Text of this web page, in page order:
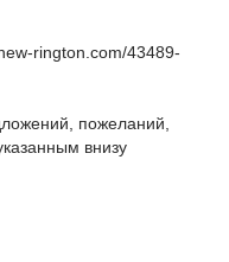
rington.com/43489-
пожеланий,
внизу